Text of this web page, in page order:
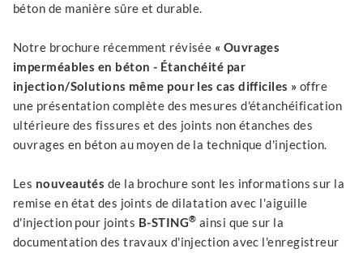
béton de manière sûre et durable.
Notre brochure récemment révisée « Ouvrages
imperméables en béton - Étanchéité par
injection/Solutions même pour les cas difficiles » offre
une présentation complète des mesures d'étanchéification
ultérieure des fissures et des joints non étanches des
ouvrages en béton au moyen de la technique d'injection.
Les nouveautés de la brochure sont les informations sur la
remise en état des joints de dilatation avec l'aiguille
d'injection pour joints B-STING® ainsi que sur la
documentation des travaux d'injection avec l'enregistreur